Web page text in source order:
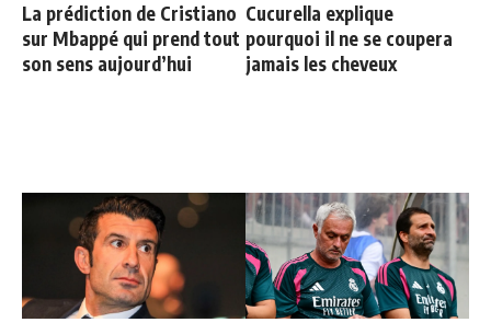
La prédiction de Cristiano
sur Mbappé qui prend tout
son sens aujourd’hui
Cucurella explique
pourquoi il ne se coupera
jamais les cheveux